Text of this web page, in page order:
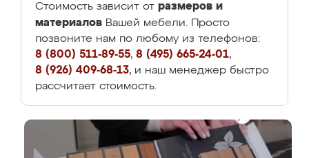
Стоимость зависит от размеров и
материалов Вашей мебели. Просто
позвоните нам по любому из телефонов:
8 (800) 511-89-55, 8 (495) 665-24-01,
8 (926) 409-68-13, и наш менеджер быстро
рассчитает стоимость.